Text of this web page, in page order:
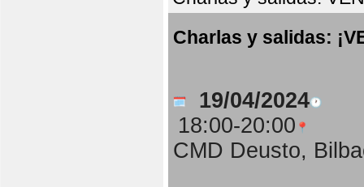
Charlas y salidas:
19/04/2024
18:00-20:00
CMD Deusto,